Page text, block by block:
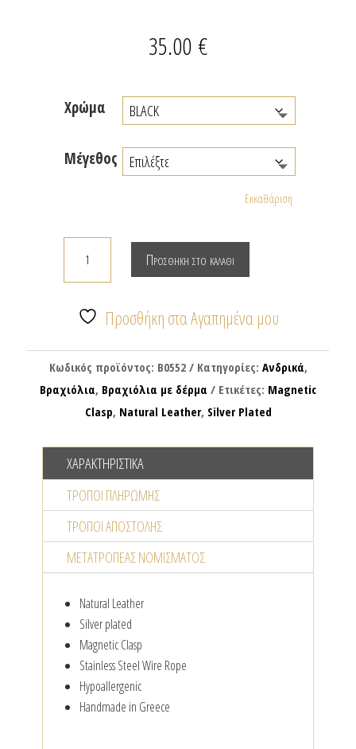
35.00 €
Χρώμα
Μέγεθος
Εκκαθάριση
δερμάτινο
ποσότητα
Προσθήκη στο καλάθι
Προσθήκη στα Αγαπημένα μου
Κωδικός προϊόντος: B0552 Κατηγορίες: Ανδρικά,
Βραχιόλια, Βραχιόλια με δέρμα Ετικέτες: Magnetic
Clasp, Natural Leather, Silver Plated
ΧΑΡΑΚΤΗΡΙΣΤΙΚΆ
ΤΡΌΠΟΙ ΠΛΗΡΩΜΉΣ
ΤΡΌΠΟΙ ΑΠΟΣΤΟΛΉΣ
ΜΕΤΑΤΡΟΠΈΑΣ NΟΜΊΣΜΑΤΟΣ
Natural Leather
Silver plated
Magnetic Clasp
Stainless Steel Wire Rope
Hypoallergenic
Handmade in Greece